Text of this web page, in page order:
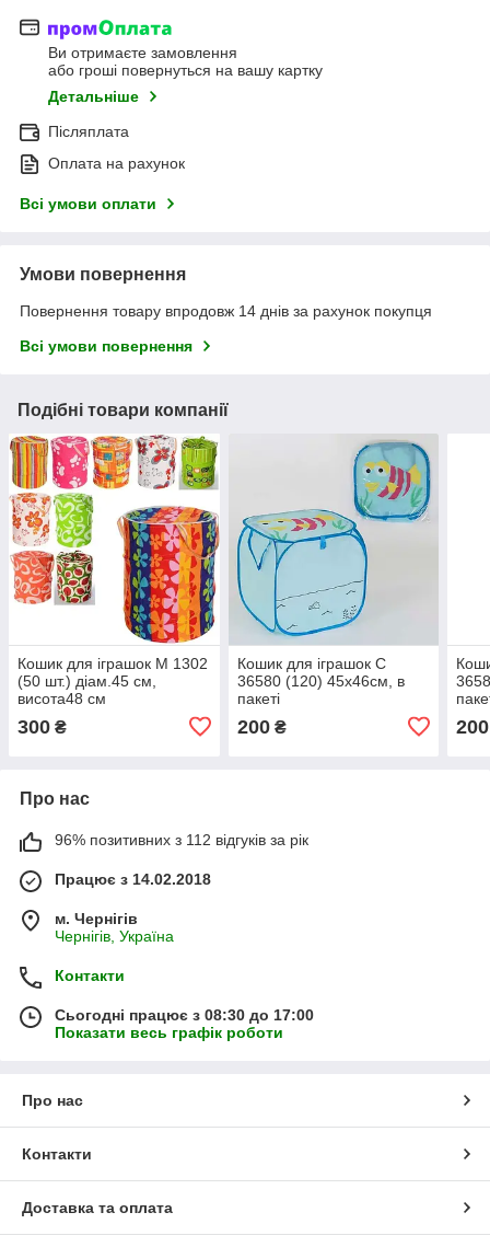
Ви отримаєте замовлення
або гроші повернуться на вашу картку
Детальніше
Післяплата
Оплата на рахунок
Всі умови оплати
Умови повернення
Повернення товару впродовж 14 днів за рахунок покупця
Всі умови повернення
Подібні товари компанії
Кошик для іграшок M 1302
(50 шт.) діам.45 см,
висота48 см
300 ₴
Кошик для іграшок С
36580 (120) 45х46см, в
пакеті
200₴ 200
Про нас
96% позитивних з 112 відгуків за рік
Працює з 14.02.2018
м. Чернігів
Чернігів, Україна
Контакти
Сьогодні працює з 08:30 до 17:00
Показати весь графік роботи
Про нас
Контакти
Доставка та оплата